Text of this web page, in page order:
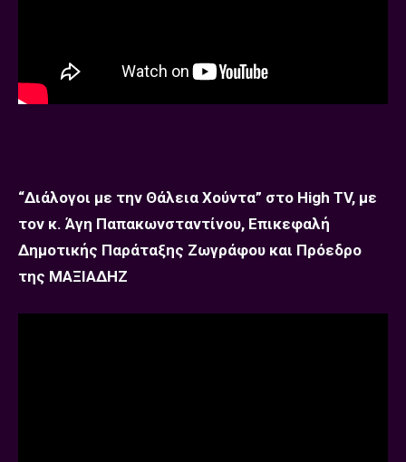
“Διάλογοι με την Θάλεια Χούντα” στο High TV, με
τον κ. Άγη Παπακωνσταντίνου, Επικεφαλή
Δημοτικής Παράταξης Ζωγράφου και Πρόεδρο
της ΜΑΞΙΑΔΗΖ